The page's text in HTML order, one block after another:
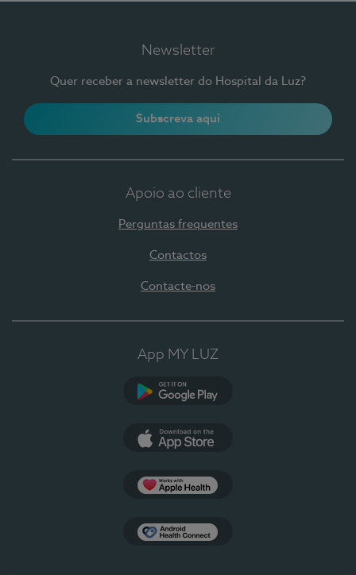
Newsletter
Quer receber a newsletter do Hospital da Luz?
Subscreva aqui
Apoio ao cliente
Perguntas frequentes
Contactos
Contacte-nos
App MY LUZ